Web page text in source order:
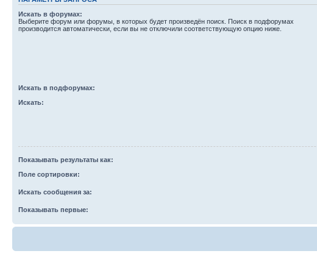
Искать в форумах:
Выберите форум или форумы, в которых будет произведён поиск. Поиск в подфорумах
производится автоматически, если вы не отключили соответствующую опцию ниже.
Искать в подфорумах:
Искать:
Показывать результаты как:
Поле сортировки:
Искать сообщения за:
Показывать первые: